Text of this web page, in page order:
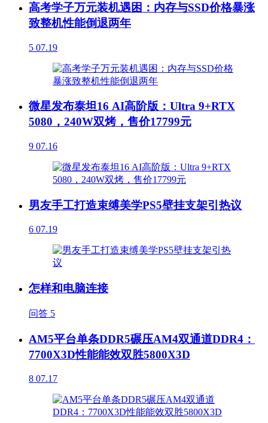
高考学子万元装机遇困：内存与SSD价格暴涨
致整机性能倒退两年
5 07.19
微星发布泰坦16 AI高阶版：Ultra 9+RTX
5080，240W双烤，售价17799元
9 07.16
男友手工打造束缚美学PS5壁挂支架引热议
6 07.19
怎样和电脑连接
问答 5
AM5平台单条DDR5碾压AM4双通道DDR4：
7700X3D性能能效双胜5800X3D
8 07.17